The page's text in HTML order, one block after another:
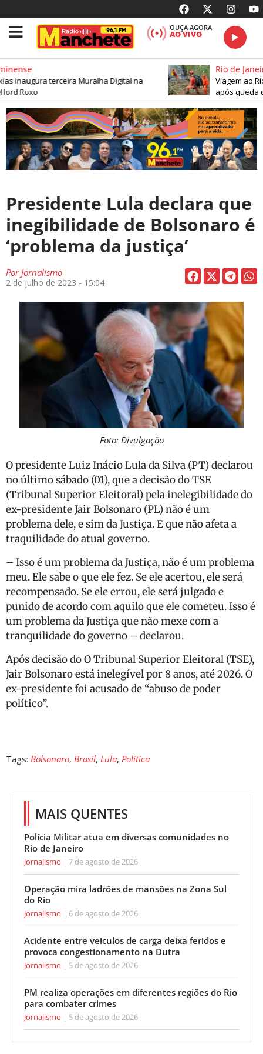
OUÇA AGORA
AO VIVO
inaugura terceira Muralha Digital na
Roxo
Rio de
Viagem ao
após queda
Presidente Lula declara que
inegibilidade de Bolsonaro é
‘problema da justiça’
PorJornalismo
2 de julho de 2023 - 15:04
Foto: Divulgação
O presidente Luiz Inácio Lula da Silva (PT) declarou
no último sábado (01), que a decisão do TSE
(Tribunal Superior Eleitoral) pela inelegibilidade do
ex-presidente Jair Bolsonaro (PL) não é um
problema dele, e sim da Justiça. E que não afeta a
traquilidade do atual governo.
– Isso é um problema da Justiça, não é um problema
meu. Ele sabe o que ele fez. Se ele acertou, ele será
recompensado. Se ele errou, ele será julgado e
punido de acordo com aquilo que ele cometeu. Isso é
um problema da Justiça que não mexe com a
tranquilidade do governo – declarou.
Após decisão do O Tribunal Superior Eleitoral (TSE),
Jair Bolsonaro está inelegível por 8 anos, até 2026. O
ex-presidente foi acusado de “abuso de poder
político”.
Tags: Bolsonaro, Brasil, Lula, Política
MAIS QUENTES
Polícia Militar atua em diversas comunidades no
Rio de Janeiro
Jornalismo 7 de agosto de 2026
Operação mira ladrões de mansões na Zona Sul
do Rio
Jornalismo 6 de agosto de 2026
Acidente entre veículos de carga deixa feridos e
provoca congestionamento na Dutra
Jornalismo 5 de agosto de 2026
PM realiza operações em diferentes regiões do Rio
para combater crimes
Jornalismo 5 de agosto de 2026